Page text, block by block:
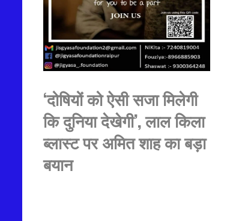
‘दोषियों को ऐसी सजा मिलेगी
कि दुनिया देखेगी’, लाल किला
ब्लास्ट पर अमित शाह का बड़ा
बयान